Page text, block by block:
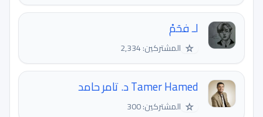
لـ فحَمْ
☆ المشتركين: 2,334
Tamer Hamed د. تامر حامد
☆ المشتركين: 300